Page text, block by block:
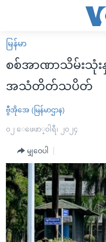
လွယ်ကူ
စေ
များ
ပင်မ
ကျော်
ကြည့်
ရန်
ပင်မ
အ
ညွန်း
မူလစာမျက်နှာ
မြန်မာ
ကမ္ဘာ့သတင်းများ
နိုင်ငံတကာ
အစ္စရေး-ပါလက်စတိုင်း
ဗွီဒီယို
သတင်းလွတ်လပ်ခွင့်
အင်္ဂလိပ်စာလေ့လာမယ်
အမေရိကန်သုံးအီဒီယံ
မကြေးမုံရဲ့ အင်္ဂလိပ်စာ
ရုပ်ရှင်ထဲက အင်္ဂလိပ်စာ
သုတပဒေသာ အင်္ဂလိပ်စာ
အပတ်စဉ်ကဏ္ဍများ
ရေဒီယို
တီဗွီ
ရေဒီယိုနှင့်ရုပ်သံ အချက်အလက်
ရေဒီယို/တီဗွီအစီအစဉ်
Learning English
မြန်မာ
စစ်အာဏာသိမ်းသုံး
အသံတိတ်သပိတ်
ဗွီအိုအေ (မြန်မာဌာန)
၀၂ ေဖေဖာ္၀ါရီ၊ ၂၀၂၄
မျှဝေပါ